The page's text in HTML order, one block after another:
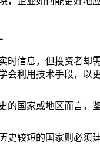
时信息，但投资者却
会利用技术手段，以
的国家或地区而言，
史较短的国家则必须